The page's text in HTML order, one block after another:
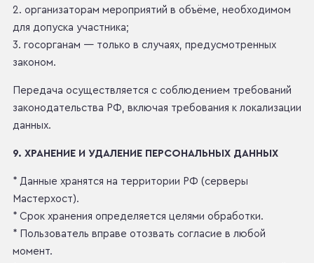
2. организаторам мероприятий в объёме, необходимом
для допуска участника;
3. госорганам — только в случаях, предусмотренных
законом.
Передача осуществляется с соблюдением требований
законодательства РФ, включая требования к локализации
данных.
9. ХРАНЕНИЕ И УДАЛЕНИЕ ПЕРСОНАЛЬНЫХ ДАННЫХ
* Данные хранятся на территории РФ (серверы
Мастерхост).
* Срок хранения определяется целями обработки.
* Пользователь вправе отозвать согласие в любой
момент.